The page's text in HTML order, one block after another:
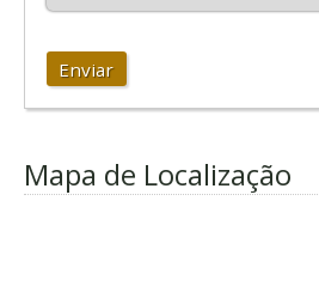
Enviar
Mapa de Localização